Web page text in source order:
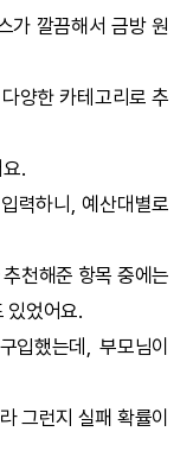
가 깔끔해서 금방 원
양한 카테고리로 추
.
력하니, 예산대별로
추천해준 항목 중에는
있었어요.
입했는데, 부모님이
그런지 실패 확률이